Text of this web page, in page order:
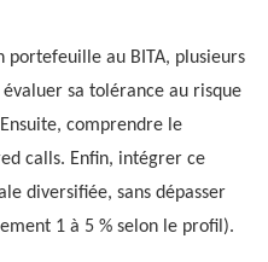
portefeuille au BITA, plusieurs
évaluer sa tolérance au risque
comprendre le
calls. Enfin, intégrer ce
diversifiée, sans dépasser
1 à 5 % selon le profil).